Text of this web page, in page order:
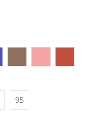
95